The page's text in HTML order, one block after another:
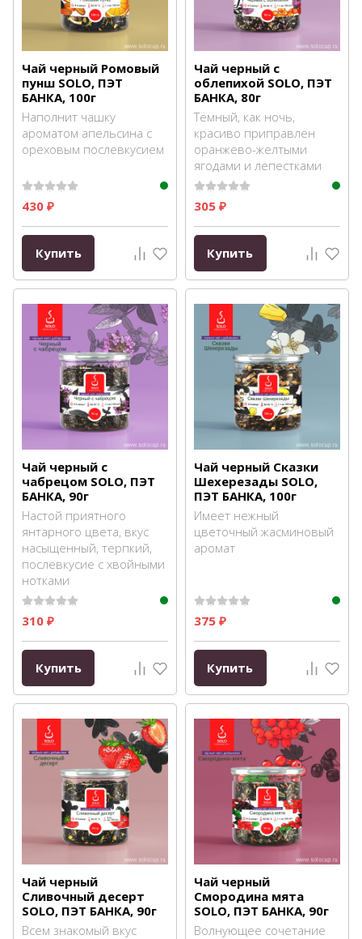
Чай черный Ромовый
пунш SOLO, ПЭТ
БАНКА, 100г
Наполнит чашку
ароматом апельсина с
ореховым послевкусием
430₽
Купить
Чай черный с
облепихой SOLO, ПЭТ
БАНКА, 80г
Тёмный, как ночь,
красиво приправлен
оранжево-желтыми
ягодами и лепестками
305 ₽
Купить
Чай черный с
чабрецом SOLO, ПЭТ
БАНКА, 90г
Настой приятного
янтарного цвета, вкус
насыщенный, терпкий,
послевкусие с хвойными
нотками
310₽
Купить
Чай черный Сказки
Шехерезады SOLO,
ПЭТ БАНКА, 100г
Имеет нежный
цветочный жасминовый
аромат
375 ₽
Купить
Чай черный
Сливочный десерт
SOLO, ПЭТ БАНКА, 90г
Всем знакомый вкус
Чай черный
Смородина мята
SOLO, ПЭТ БАНКА, 90г
Волнующее сочетание